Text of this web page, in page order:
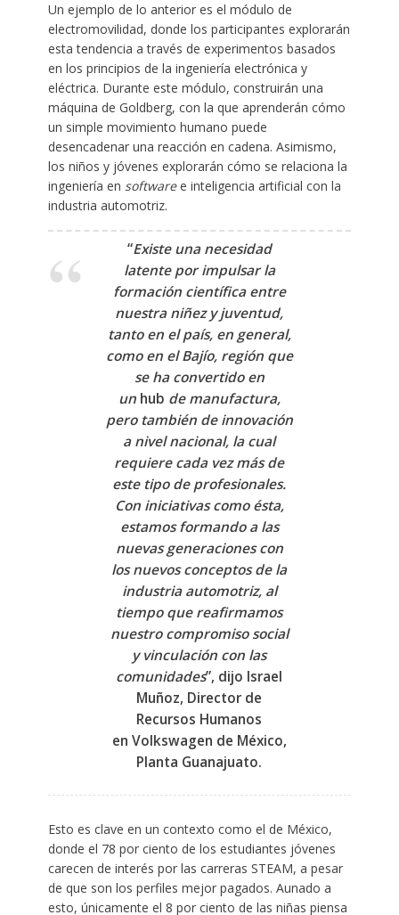
Un ejemplo de lo anterior es el módulo de
electromovilidad, donde los participantes explorarán
esta tendencia a través de experimentos basados
en los principios de la ingeniería electrónica y
eléctrica. Durante este módulo, construirán una
máquina de Goldberg, con la que aprenderán cómo
un simple movimiento humano puede
desencadenar una reacción en cadena. Asimismo,
los niños y jóvenes explorarán cómo se relaciona la
ingeniería en softwaree inteligencia artificial con la
industria automotriz.
“Existe una necesidad
latente por impulsar la
formación científica entre
nuestra niñez y juventud,
tanto en el país, en general,
como en el Bajío, región que
se ha convertido en
un hub de manufactura,
pero también de innovación
a nivel nacional, la cual
requiere cada vez más de
este tipo de profesionales.
Con iniciativas como ésta,
estamos formando a las
nuevas generaciones con
los nuevos conceptos de la
industria automotriz, al
tiempo que reafirmamos
nuestro compromiso social
y vinculación con las
comunidades”, dijo Israel
Muñoz, Director de
Recursos Humanos
en Volkswagen de México,
Planta Guanajuato.
Esto es clave en un contexto como el de México,
donde el 78 por ciento de los estudiantes jóvenes
carecen de interés por las carreras STEAM, a pesar
de que son los perfiles mejor pagados. Aunado a
esto, únicamente el 8 por ciento de las niñas piensa